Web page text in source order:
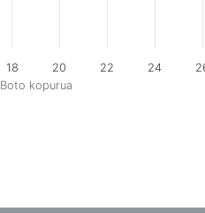
Boto kopurua
18 20 22 24